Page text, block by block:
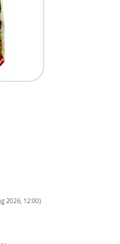
2026, 12:00)